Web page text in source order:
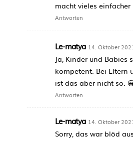
macht vieles einfacher
Antworten
Le-matya 14. Oktober
Ja, Kinder und
kompetent. Bei Eltern
ist das aber nicht so.
Antworten
Le-matya 14. Oktober
Sorry, das war blöd